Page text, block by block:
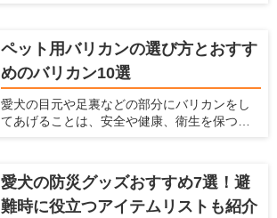
床を置くのがよいのかなど、幅広い情報をま
とめましたので参考にしてください。
く故障の原因となります。 掃除機のみなら
ず、お掃除ワイパーや粘着ローラーを駆使し
て抜け毛対策に日々奮闘されている方も多い
ことだと思います。もし、ペットの毛が絡み
にくい掃除機があれば、毎日のお掃除がラク
になると思いませんか？ 本記事では、ペット
ペット用バリカンの選び方とおすす
めのバリカン10選
愛犬の目元や足裏などの部分にバリカンをし
てあげることは、安全や健康、衛生を保つた
が大変という悩みもあると思います。 サロン
でバリカンをしてもらうこともできますが、
自宅でお手入れとしてバリカンをしてあげた
愛犬の防災グッズおすすめ7選！避
難時に役立つアイテムリストも紹介